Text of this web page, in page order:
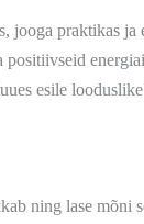
jooga praktikas ja
positiivseid
esile
ning lase mõni